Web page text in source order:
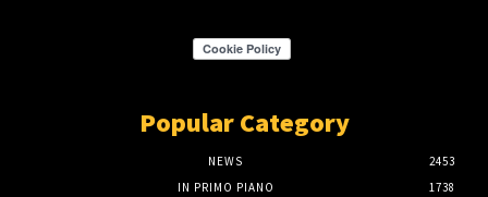
Popular Category
NEWS
2453
IN PRIMO PIANO
1738